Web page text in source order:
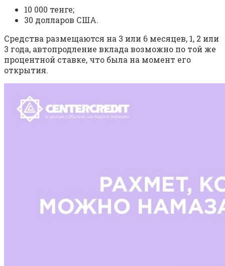
10 000 тенге;
30 долларов США.
Средства размещаются на 3 или 6 месяцев, 1, 2 или
3 года, автопродление вклада возможно по той же
процентной ставке, что была на момент его
открытия.